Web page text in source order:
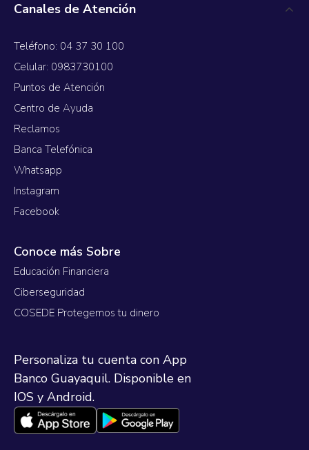
Canales de Atención
Teléfono: 04 37 30 100
Celular: 0983730100
Puntos de Atención
Centro de Ayuda
Reclamos
Banca Telefónica
Whatsapp
Instagram
Facebook
Conoce más Sobre
Educación Financiera
Ciberseguridad
COSEDE Protegemos tu dinero
Personaliza tu cuenta con App
Banco Guayaquil. Disponible en
IOS y Android.